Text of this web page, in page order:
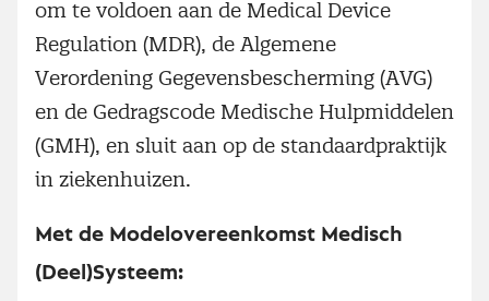
om te voldoen aan de Medical Device
Regulation (MDR), de Algemene
Verordening Gegevensbescherming (AVG)
en de Gedragscode Medische Hulpmiddelen
(GMH), en sluit aan op de standaardpraktijk
in ziekenhuizen.
Met de Modelovereenkomst Medisch
(Deel)Systeem: